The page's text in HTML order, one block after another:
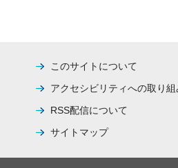
このサイトについて
アクセシビリティへの取り組
RSS配信について
サイトマップ